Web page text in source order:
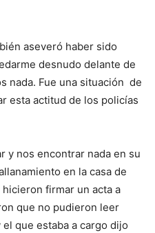
aseveró haber sido
desnudo delante de
nada. Fue una situación de
esta actitud de los policías
y nos encontrar nada en su
en la casa de
firmar un acta a
que no pudieron leer
que estaba a cargo dijo